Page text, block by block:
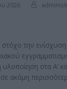
2026
την ενίσχυση
υλοποίηση στα Α’
ακόμη